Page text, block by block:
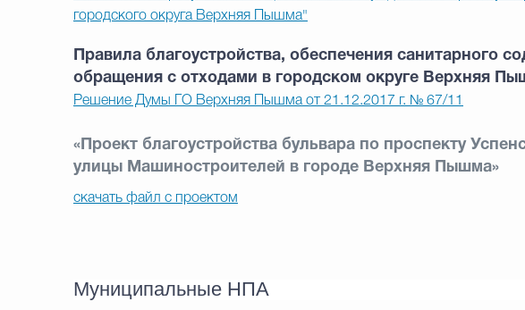
городского округа Верхняя Пышма"
Правила благоустройства, обеспечения санитарного
обращения с отходами в городском округе Верхняя
Решение Думы ГО Верхняя Пышма от 21.12.2017 г. № 67/11
«Проект благоустройства бульвара по проспекту
улицы Машиностроителей в городе Верхняя Пышма»
скачать файл с проектом
Муниципальные НПА